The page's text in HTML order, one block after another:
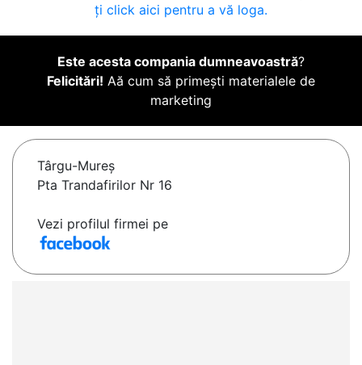
ți click aici pentru a vă loga.
Este acesta compania dumneavoastră?
Felicitări! Aă cum să primești materialele de
marketing
Târgu-Mureş
Pta Trandafirilor Nr 16
Vezi profilul firmei pe